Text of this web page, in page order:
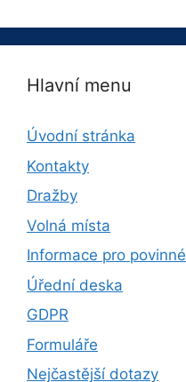
Hlavní menu
Úvodní stránka
Kontakty
Dražby
Volná místa
Informace pro povinné
Úřední deska
GDPR
Formuláře
Nejčastější dotazy